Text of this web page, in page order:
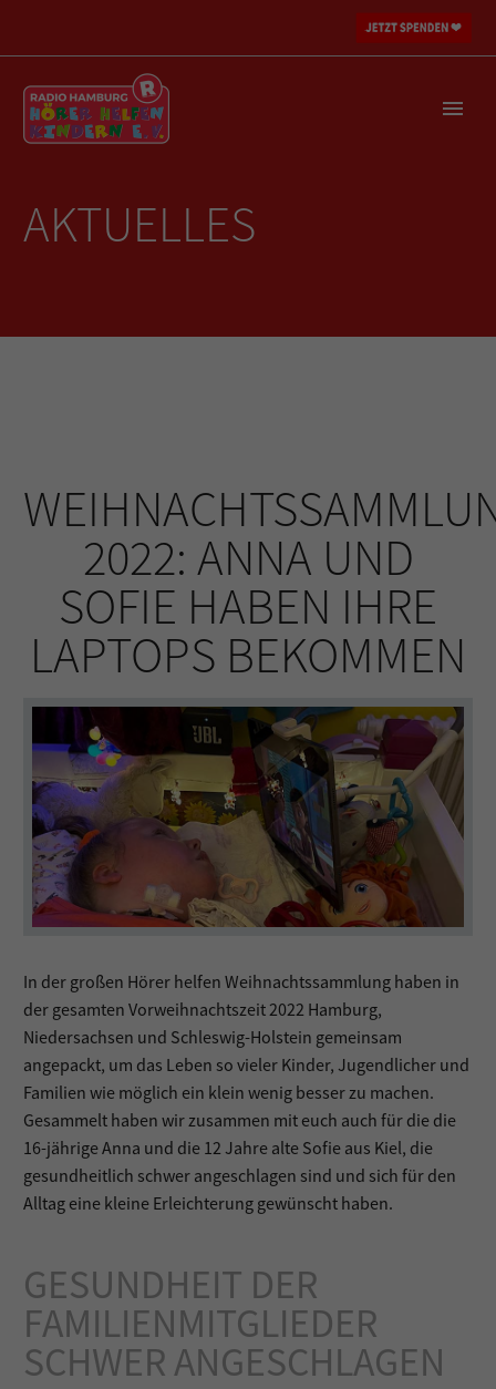
AKTUELLES
2022: ANNA UND
SOFIE HABEN IHRE
LAPTOPS BEKOMMEN
In der großen Hörer helfen Weihnachtssammlung haben in
der gesamten Vorweihnachtszeit 2022 Hamburg,
Niedersachsen und Schleswig-Holstein gemeinsam
angepackt, um das Leben so vieler Kinder, Jugendlicher und
Familien wie möglich ein klein wenig besser zu machen.
Gesammelt haben wir zusammen mit euch auch für die die
16-jährige Anna und die 12 Jahre alte Sofie aus Kiel, die
gesundheitlich schwer angeschlagen sind und sich für den
Alltag eine kleine Erleichterung gewünscht haben.
GESUNDHEIT DER
FAMILIENMITGLIEDER
SCHWER ANGESCHLAGEN